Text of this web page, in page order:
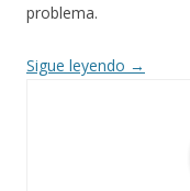
problema.
Sigue leyendo →